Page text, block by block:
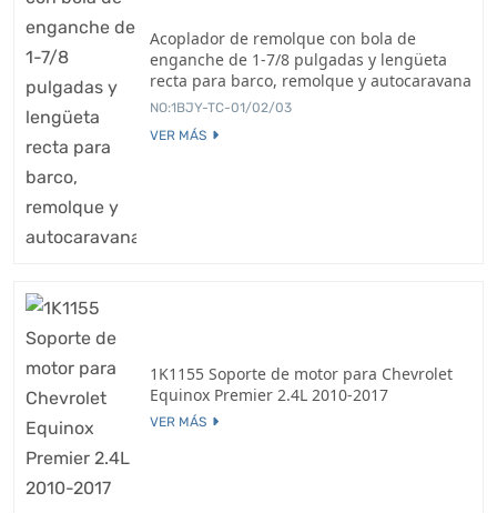
Acoplador de remolque con bola de
enganche de 1-7/8 pulgadas y lengüeta
recta para barco, remolque y autocaravana
NO:1BJY-TC-01/02/03
VER MÁS
1K1155 Soporte de motor para Chevrolet
Equinox Premier 2.4L 2010-2017
VER MÁS